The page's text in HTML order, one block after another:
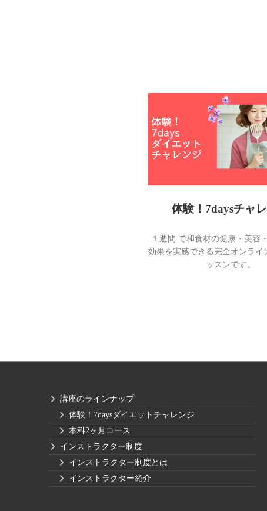
体験！7daysチャ
１週間 で和食材の健康・美容
効果を実感できる完全オンライ
ッスンです。
講座のラインナップ
体験！7daysダイエットチャレンジ
本科2ヶ月コース
インストラクター制度
インストラクター制度とは
インストラクター紹介